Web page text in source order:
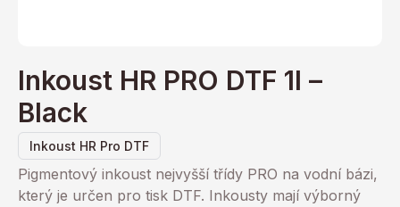
Inkoust HR Pro DTF
Inkoust HR PRO DTF 1l –
Black
Pigmentový inkoust nejvyšší třídy PRO na vodní bázi,
který je určen pro tisk DTF. Inkousty mají výborný